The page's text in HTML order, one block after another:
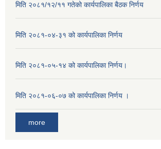
मिति २०८१/१२/११ गतेको कार्यपालिका बैठक निर्णय
मिति २०८१-०४-३१ को कार्यपालिका निर्णय
मिति २०८१-०५-१४ को कार्यपालिका निर्णय।
मिति २०८१-०६-०७ को कार्यपालिका निर्णय ।
more